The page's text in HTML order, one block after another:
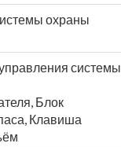
охраны
системы
Блок
Клавиша